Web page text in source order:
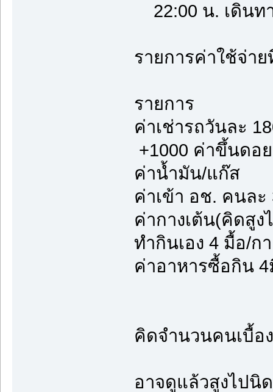
22:00 น. เดินท
รายการค่าใช้จ่า
รายการ
ค่าเช่ารถวันละ
+1000 ค่า
ค่าน้ำมัน/
ค่าเข้า อช.
ค่ากางเต้น(คิดสู
ทำกินเอง 4 มื้
ค่าอาหารซื้
คิดจำนวนคนเบื้อ
อาจดูแล้วสูงไปนิ